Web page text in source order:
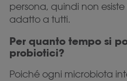
persona, quindi non
adatto a tutti.
Per quanto tempo si
probiotici?
Poiché ogni microbiota